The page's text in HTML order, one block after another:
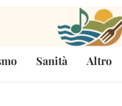
Sanità Altro